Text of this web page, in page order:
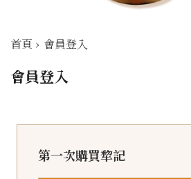
首頁 › 會員登入
會員登入
第一次購買犂記